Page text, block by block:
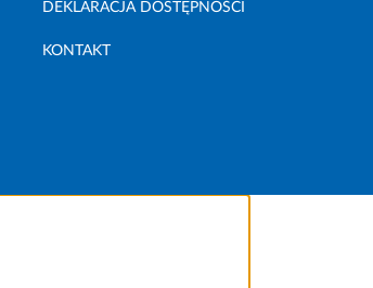
DEKLARACJA DOSTĘPNOŚCI
KONTAKT